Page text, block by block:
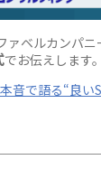
ベルカンパニ
でお伝えします
音で語る“良